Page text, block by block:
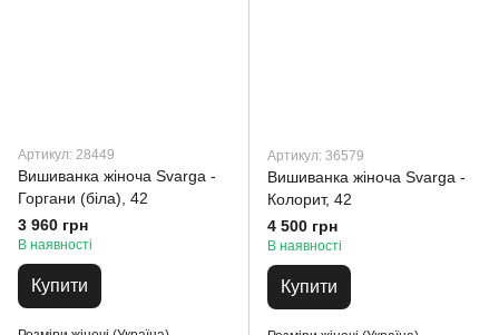
Артикул: 28449
Вишиванка жіноча Svarga -
Горгани (біла), 42
3 960 грн
В наявності
Купити
Артикул: 36579
Вишиванка жіноча Svarga -
Колорит, 42
4 500 грн
В наявності
Купити